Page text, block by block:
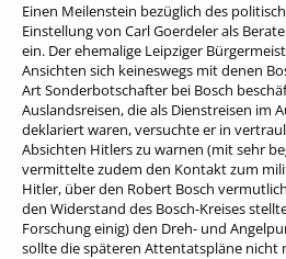
Einen Meilenstein bezüglich des
Einstellung von Carl Goerdeler als
ein. Der ehemalige Leipziger
Ansichten sich keineswegs mit denen
Art Sonderbotschafter bei Bosch
Auslandsreisen, die als Dienstreisen im
deklariert waren, versuchte er in
Absichten Hitlers zu warnen (mit sehr
vermittelte zudem den Kontakt zum
Hitler, über den Robert Bosch
den Widerstand des Bosch-Kreises
Forschung einig) den Dreh- und
sollte die späteren Attentatspläne nicht